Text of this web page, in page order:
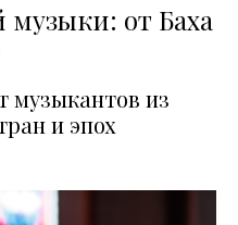
музыки: от Баха
музыкантов из
и эпох